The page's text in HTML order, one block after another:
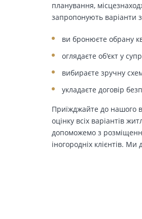
планування,
запропонують варіанти
ви бронюєте обрану
оглядаєте об'єкт у
вибираєте зручну
укладаєте договір
Приїжджайте до нашого
оцінку всіх варіантів
допоможемо з
іногородніх клієнтів.